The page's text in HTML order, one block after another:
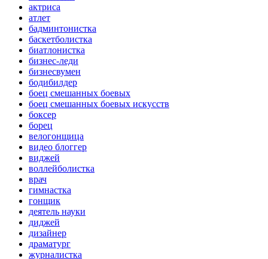
актриса
атлет
бадминтонистка
баскетболистка
биатлонистка
бизнес-леди
бизнесвумен
бодибилдер
боец смешанных боевых
боец смешанных боевых искусств
боксер
борец
велогонщица
видео блоггер
виджей
воллейболистка
врач
гимнастка
гонщик
деятель науки
диджей
дизайнер
драматург
журналистка